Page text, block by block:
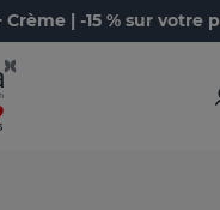
Crème | -15 % sur votre